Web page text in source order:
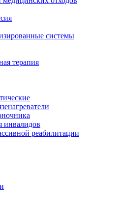
системы
терапия
инвалидов
реабилитации